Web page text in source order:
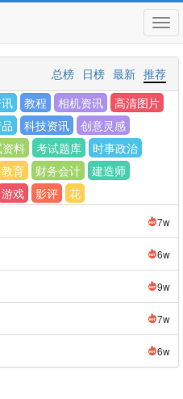
推荐
最新
日榜
总榜
教程 相机资讯
高清图片
科技资讯
创意灵感
料 考试题库
时事政治
教育 财务会计
建造师
游戏 影评
花
7w
6w
9w
7w
6w